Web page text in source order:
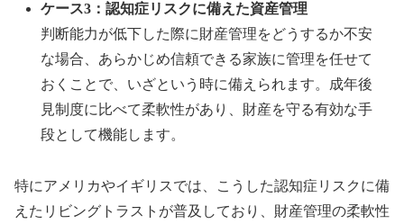
ケース3：認知症リスクに備えた資産管理
判断能力が低下した際に財産管理をどうするか不安
な場合、あらかじめ信頼できる家族に管理を任せて
おくことで、いざという時に備えられます。成年後
見制度に比べて柔軟性があり、財産を守る有効な手
段として機能します。
特にアメリカやイギリスでは、こうした認知症リスクに備
えたリビングトラストが普及しており、財産管理の柔軟性